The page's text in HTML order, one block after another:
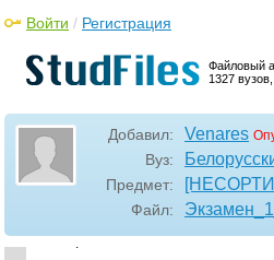
Файловый
1327
Войти / Регистрация
Добавил: Venares
Вуз:
Предмет:
Файл:
библиографические ресурсы»
по сравнению с
энергетическими ресурсами.
21. Функции и принципы
ресурсов
•
22. Видовая классификация
информационных ресурсов
23. Роль ир в развитии
общества